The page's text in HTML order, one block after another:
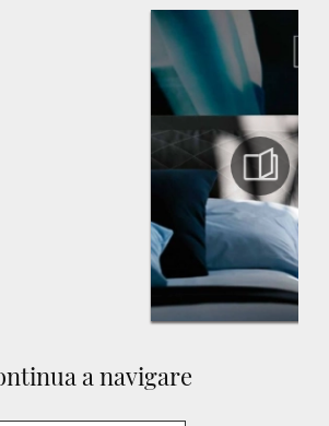
a navigare